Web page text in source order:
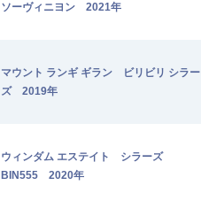
ソーヴィニヨン 2021年
マウント ランギ ギラン ビリビリ シラー
ズ 2019年
ウィンダム エステイト シラーズ
BIN555 2020年